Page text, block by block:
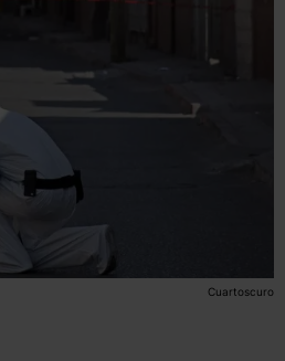
Cuartoscuro